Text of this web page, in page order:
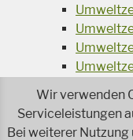
Wasser -
Wir verwenden
Serviceleistungen
Bei weiterer